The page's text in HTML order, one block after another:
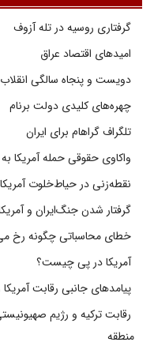
گرفتاری روسیه در تله آزوف
امیدهای اقتصاد عراق
دویست و پنجاه سالگی انقلاب
چهره‌های کلیدی دولت برنام
تلگراف گراهام برای ایران
واکاوی حقوقی حمله آمریکا
نقطه‌زنی در حیاط‌خلوت آمریکا
گرفتار شدن جنگ‌ایران و
خطای محاسباتی چگونه رخ
آمریکا در پی چیست؟
پیامدهای جانبی رقابت
رقابت ترکیه و رژیم
منطقه